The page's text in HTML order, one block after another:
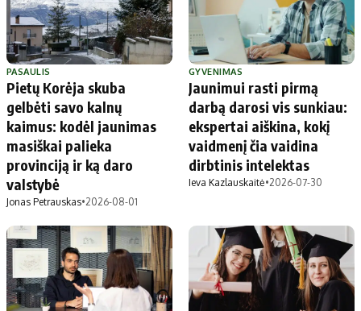
PASAULIS
Pietų Korėja skuba
gelbėti savo kalnų
kaimus: kodėl jaunimas
masiškai palieka
provinciją ir ką daro
valstybė
Jonas Petrauskas•2026-08-01
GYVENIMAS
Jaunimui rasti pirmą
darbą darosi vis sunkiau:
ekspertai aiškina, kokį
vaidmenį čia vaidina
dirbtinis intelektas
Ieva Kazlauskaitė•2026-07-30